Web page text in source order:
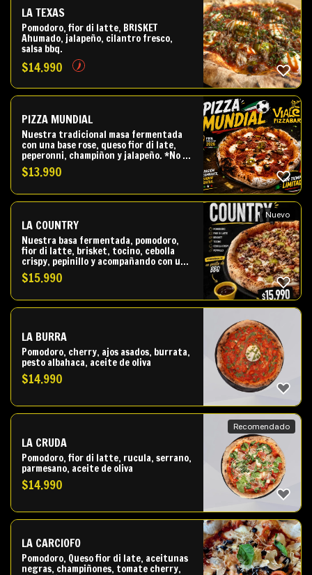
LA TEXAS
Pomodoro, fior di latte, BRISKET
Ahumado, jalapeño, cilantro fresco,
salsa bbq.
$14.990
PIZZA MUNDIAL
Nuestra tradicional masa fermentada
con una base rose, queso fior di late,
peperonni, champiñon y jalapeño. *No se
le pueden añadir ingredientes.
$13.990
LA COUNTRY
Nuestra basa fermentada, pomodoro,
fior di latte, brisket, tocino, cebolla
crispy, pepinillo y acompañando con un
posillo de salsa bbq
$15.990
Nuevo
LA BURRA
Pomodoro, cherry, ajos asados, burrata,
pesto albahaca, aceite de oliva
$14.990
LA CRUDA
Pomodoro, fior di latte, rucula, serrano,
parmesano, aceite de oliva
$14.990
Recomendado
LA CARCIOFO
Pomodoro, Queso fior di late, aceitunas
negras, champiñones, tomate cherry,